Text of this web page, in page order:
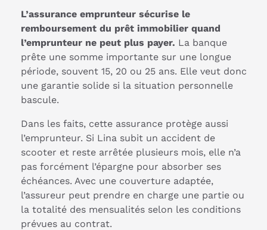
L’assurance emprunteur sécurise le
remboursement du prêt immobilier quand
l’emprunteur ne peut plus payer. La banque
prête une somme importante sur une longue
période, souvent 15, 20 ou 25 ans. Elle veut donc
une garantie solide si la situation personnelle
bascule.
Dans les faits, cette assurance protège aussi
l’emprunteur. Si Lina subit un accident de
scooter et reste arrêtée plusieurs mois, elle n’a
pas forcément l’épargne pour absorber ses
échéances. Avec une couverture adaptée,
l’assureur peut prendre en charge une partie ou
la totalité des mensualités selon les conditions
prévues au contrat.